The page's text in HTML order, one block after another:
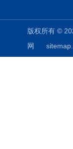
版权所有 ©
网